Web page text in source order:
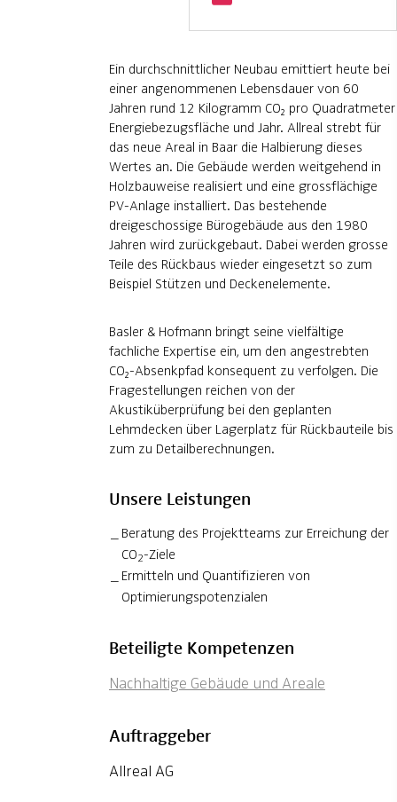
Ein durchschnittlicher Neubau emittiert heute bei
einer angenommenen Lebensdauer von 60
Jahren rund 12 Kilogramm CO₂ pro Quadratmeter
Energiebezugsfläche und Jahr. Allreal strebt für
das neue Areal in Baar die Halbierung dieses
Wertes an. Die Gebäude werden weitgehend in
Holzbauweise realisiert und eine grossflächige
PV-Anlage installiert. Das bestehende
dreigeschossige Bürogebäude aus den 1980
Jahren wird zurückgebaut. Dabei werden grosse
Teile des Rückbaus wieder eingesetzt so zum
Beispiel Stützen und Deckenelemente.
Basler & Hofmann bringt seine vielfältige
fachliche Expertise ein, um den angestrebten
CO₂-Absenkpfad konsequent zu verfolgen. Die
Fragestellungen reichen von der
Akustiküberprüfung bei den geplanten
Lehmdecken über Lagerplatz für Rückbauteile bis
zum zu Detailberechnungen.
Unsere Leistungen
Beratung des Projektteams zur Erreichung der
CO2-Ziele
Ermitteln und Quantifizieren von
Optimierungspotenzialen
Beteiligte Kompetenzen
Nachhaltige Gebäude und Areale
Auftraggeber
Allreal AG